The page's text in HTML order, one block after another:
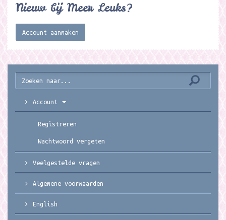
Nieuw bij Meer Leuks?
Account aanmaken
Account
Registreren
Wachtwoord vergeten
Veelgestelde vragen
Algemene voorwaarden
English